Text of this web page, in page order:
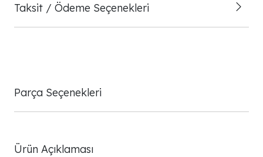
Taksit / Ödeme Seçenekleri
Parça Seçenekleri
Ürün Açıklaması